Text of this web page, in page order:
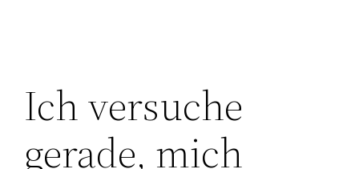
Ich versuche
gerade, mich